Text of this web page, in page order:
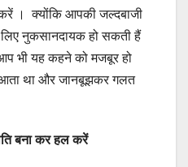
। क्योंकि आपकी जल्दबाजी
नुकसानदायक हो सकती हैं
भी यह कहने को मजबूर हो
था और जानबूझकर गलत
बना कर हल करें